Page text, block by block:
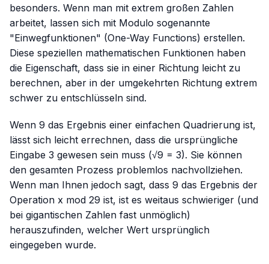
besonders. Wenn man mit extrem großen Zahlen
arbeitet, lassen sich mit Modulo sogenannte
"Einwegfunktionen" (One-Way Functions) erstellen.
Diese speziellen mathematischen Funktionen haben
die Eigenschaft, dass sie in einer Richtung leicht zu
berechnen, aber in der umgekehrten Richtung extrem
schwer zu entschlüsseln sind.
Wenn 9 das Ergebnis einer einfachen Quadrierung ist,
lässt sich leicht errechnen, dass die ursprüngliche
Eingabe 3 gewesen sein muss (√9 = 3). Sie können
den gesamten Prozess problemlos nachvollziehen.
Wenn man Ihnen jedoch sagt, dass 9 das Ergebnis der
Operation x mod 29 ist, ist es weitaus schwieriger (und
bei gigantischen Zahlen fast unmöglich)
herauszufinden, welcher Wert ursprünglich
eingegeben wurde.